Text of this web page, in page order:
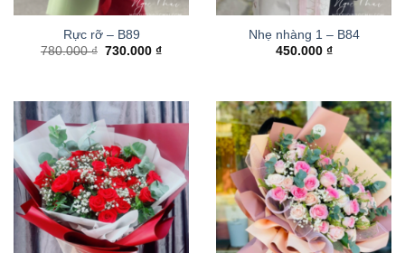
Rực rỡ – B89
780.000₫ Giá
730.000₫Giá
Nhẹ nhàng 1 – B84
450.000 ₫